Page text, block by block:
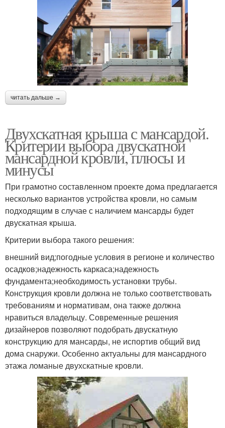
читать дальше →
Двухскатная крыша с мансардой.
Критерии выбора двускатной
мансардной кровли, плюсы и
минусы
При грамотно составленном проекте дома предлагается
несколько вариантов устройства кровли, но самым
подходящим в случае с наличием мансарды будет
двускатная крыша.
Критерии выбора такого решения:
внешний вид;погодные условия в регионе и количество
осадков;надежность каркаса;надежность
фундамента;необходимость установки трубы.
Конструкция кровли должна не только соответствовать
требованиям и нормативам, она также должна
нравиться владельцу. Современные решения
дизайнеров позволяют подобрать двускатную
конструкцию для мансарды, не испортив общий вид
дома снаружи. Особенно актуальны для мансардного
этажа ломаные двухскатные кровли.